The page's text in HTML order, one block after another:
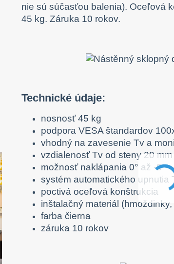
nie sú súčasťou balenia). Oceľová
45 kg. Záruka 10 rokov.
Technické údaje:
nosnosť 45 kg
podpora VESA štandardov
vhodný na zavesenie Tv a
vzdialenosť Tv od steny 20 mm
možnosť naklápania 0° až -8°
systém automatického upnutia
poctivá oceľová konštrukcia
inštalačný materiál
farba čierna
záruka 10 rokov